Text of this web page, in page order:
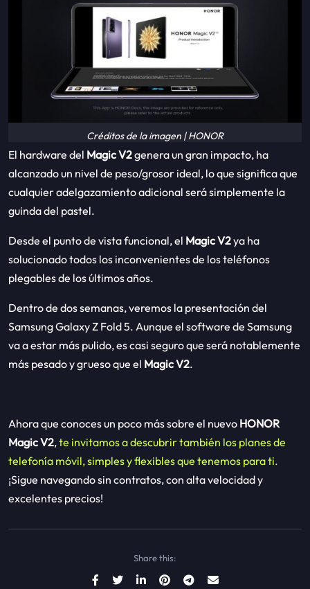
Créditos de la imagen | HONOR
El hardware del Magic V2genera un gran impacto, ha
alcanzado un nivel de peso/grosor ideal, lo que significa que
cualquier adelgazamiento adicional será simplemente la
guinda del pastel.
Desde el punto de vista funcional, el Magic V2ya ha
solucionado todos los inconvenientes de los teléfonos
plegables de los últimos años.
Dentro de dos semanas, veremos la presentación del
Samsung Galaxy Z Fold 5. Aunque el software de Samsung
va a estar más pulido, es casi seguro que será notablemente
más pesado y grueso que el Magic V2.
Ahora que conoces un poco más sobre el nuevo HONOR
Magic V2,te invitamos a descubrir también los planes de
telefonía móvil, simples y flexibles que tenemos para ti.
¡Sigue navegando sin contratos, con alta velocidad y
excelentes precios!
Share this: